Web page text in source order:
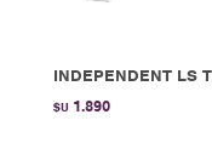
INDEPENDENT LS
$U 1.890